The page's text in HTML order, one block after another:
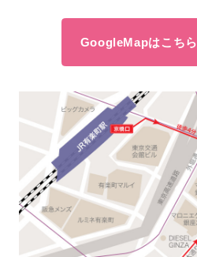
GoogleMapはこちら